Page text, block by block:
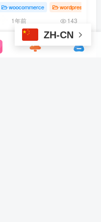
WooCommerce主题
woocommerce wordpress
1年前 143
ZH-CN